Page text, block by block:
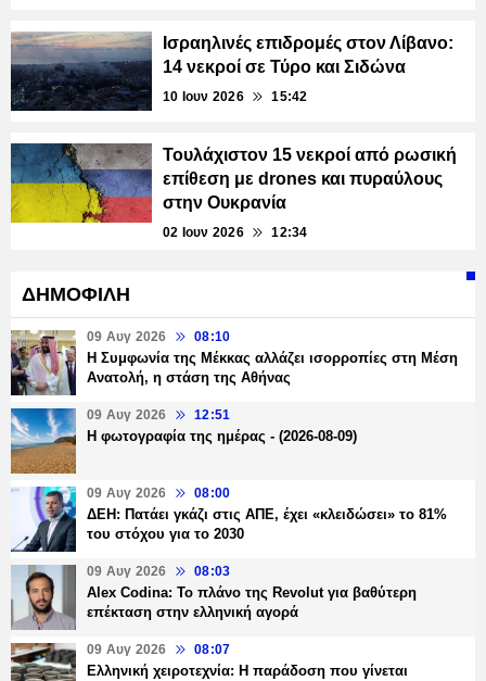
Ισραηλινές επιδρομές στον Λίβανο:
14 νεκροί σε Τύρο και Σιδώνα
10 Ιουν 2026 15:42
Τουλάχιστον 15 νεκροί από ρωσική
επίθεση με drones και πυραύλους
στην Ουκρανία
02 Ιουν 2026 12:34
ΔΗΜΟΦΙΛΗ
09 Αυγ 2026 08:10
Η Συμφωνία της Μέκκας αλλάζει ισορροπίες στη Μέση
Ανατολή, η στάση της Αθήνας
09 Αυγ 2026 12:51
Η φωτογραφία της ημέρας - (2026-08-09)
09 Αυγ 2026 08:00
ΔΕΗ: Πατάει γκάζι στις ΑΠΕ, έχει «κλειδώσει» το 81%
του στόχου για το 2030
09 Αυγ 2026 08:03
Alex Codina: Το πλάνο της Revolut για βαθύτερη
επέκταση στην ελληνική αγορά
09 Αυγ 2026 08:07
Ελληνική χειροτεχνία: Η παράδοση που γίνεται